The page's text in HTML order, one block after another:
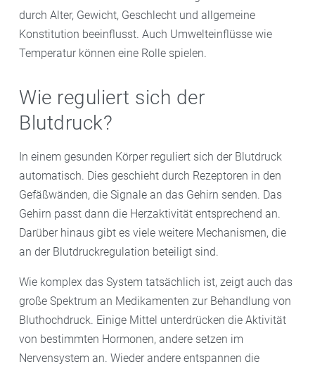
durch Alter, Gewicht, Geschlecht und allgemeine
Konstitution beeinflusst. Auch Umwelteinflüsse wie
Temperatur können eine Rolle spielen.
Wie reguliert sich der
Blutdruck?
In einem gesunden Körper reguliert sich der Blutdruck
automatisch. Dies geschieht durch Rezeptoren in den
Gefäßwänden, die Signale an das Gehirn senden. Das
Gehirn passt dann die Herzaktivität entsprechend an.
Darüber hinaus gibt es viele weitere Mechanismen, die
an der Blutdruckregulation beteiligt sind.
Wie komplex das System tatsächlich ist, zeigt auch das
große Spektrum an Medikamenten zur Behandlung von
Bluthochdruck. Einige Mittel unterdrücken die Aktivität
von bestimmten Hormonen, andere setzen im
Nervensystem an. Wieder andere entspannen die